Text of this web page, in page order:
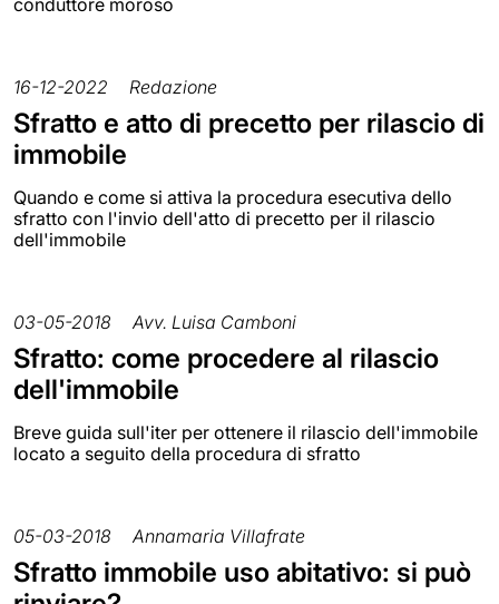
16-12-2022 Redazione
Sfratto e atto di precetto per rilascio di
immobile
Quando e come si attiva la procedura esecutiva dello
sfratto con l'invio dell'atto di precetto per il rilascio
dell'immobile
03-05-2018 Avv. Luisa Camboni
Sfratto: come procedere al rilascio
dell'immobile
Breve guida sull'iter per ottenere il rilascio dell'immobile
locato a seguito della procedura di sfratto
05-03-2018 Annamaria Villafrate
Sfratto immobile uso abitativo: si può